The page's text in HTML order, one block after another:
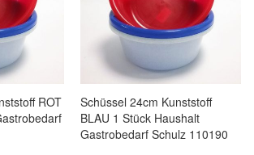
ROT
Schüssel 24cm Kunststoff
BLAU 1 Stück Haushalt
Gastrobedarf Schulz 110190